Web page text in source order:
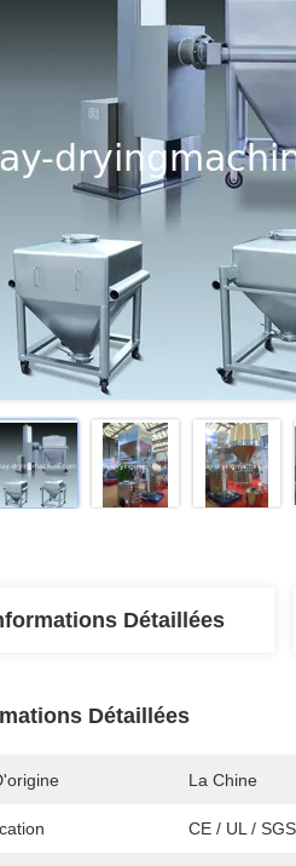
Détaillées
Détaillées
La Chine
CE / UL /